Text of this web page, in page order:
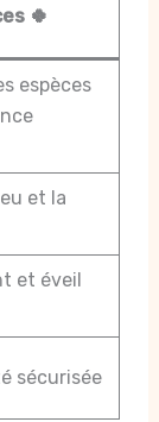
🍀
espèces
et la
et éveil
sécurisée